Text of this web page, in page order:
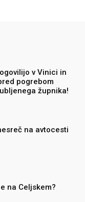
v Vinici in
pogrebom
župnika!
na avtocesti
na Celjskem?